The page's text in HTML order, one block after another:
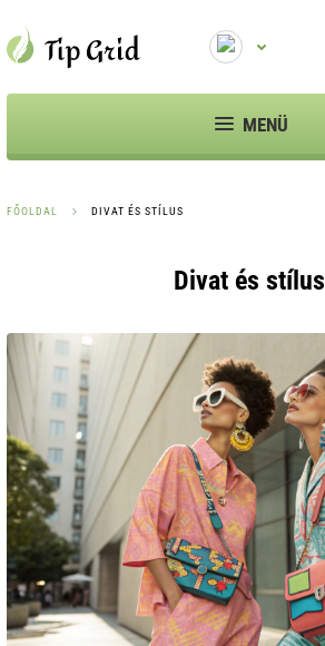
MENÜ
FŐOLDAL DIVAT ÉS STÍLUS
Divat és stílus